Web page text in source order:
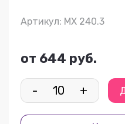
Артикул: МХ 240.3
от 644 руб.
- +